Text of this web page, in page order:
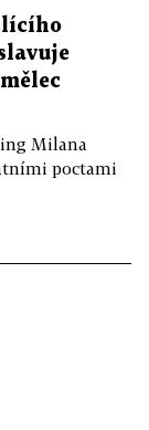
Milana
poctami